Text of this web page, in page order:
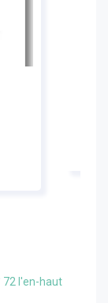
72 l'en-haut